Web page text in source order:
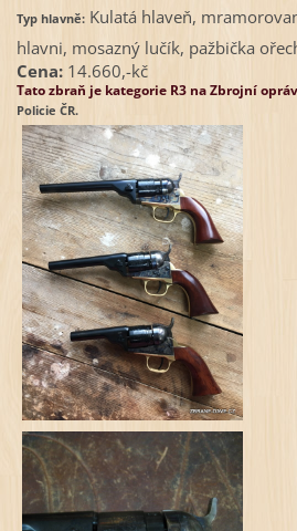
Typ hlavně:Kulatá hlaveň,
hlavni, mosazný lučík, pažbička
Cena: 14.660,-kč
Tato zbraň je kategorie R3 na Zbrojní
Policie ČR.